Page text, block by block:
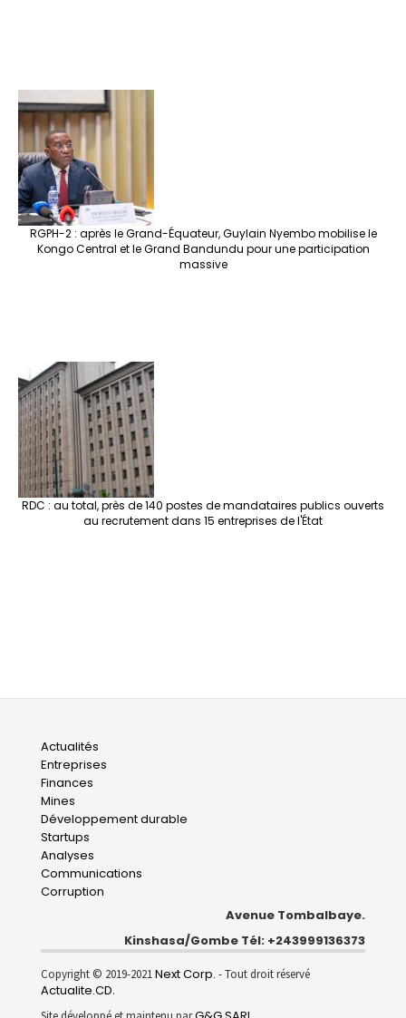
RGPH-2 : après le Grand-Équateur, Guylain Nyembo mobilise le
Kongo Central et le Grand Bandundu pour une participation
massive
RDC : au total, près de 140 postes de mandataires publics ouverts
au recrutement dans 15 entreprises de l'État
Main
navigation
Actualités
Entreprises
Finances
Mines
Développement durable
Startups
Analyses
Communications
Corruption
Avenue Tombalbaye.
Kinshasa/Gombe Tél: +243999136373
Copyright © 2019-2021Next Corp. - Tout droit réservé
Actualite.CD.